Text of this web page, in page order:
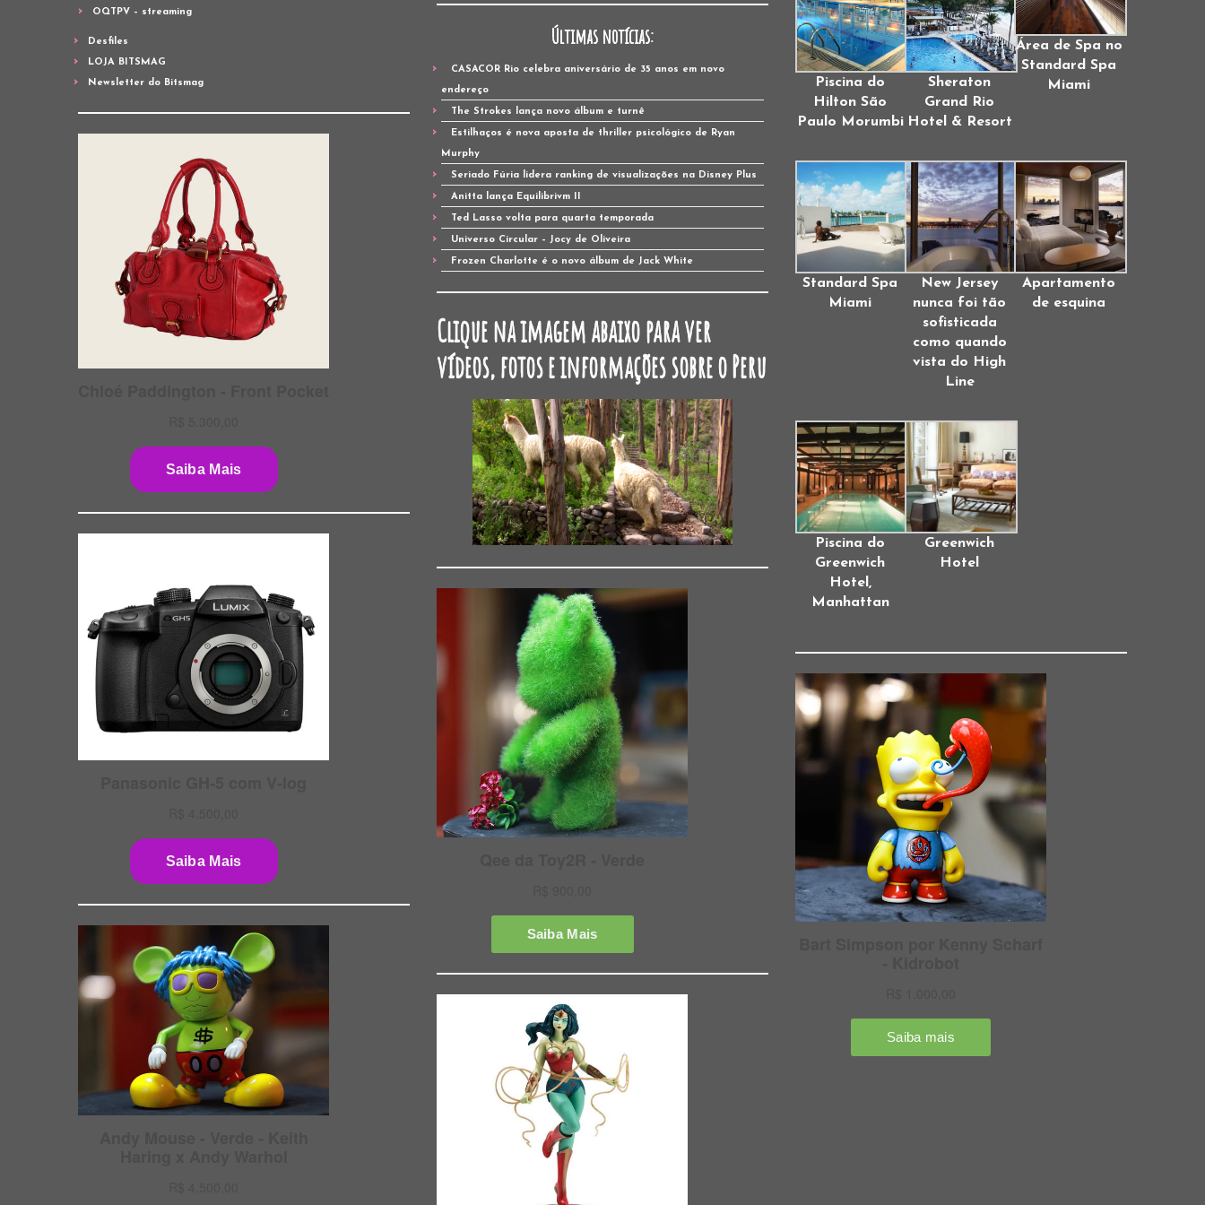
OQTPV – streaming
Desfiles
LOJA BITSMAG
Newsletter do Bitsmag
Últimas notícias:
CASACOR Rio celebra aniversário de 35 anos em novo
endereço
The Strokes lança novo álbum e turnê
Estilhaços é nova aposta de thriller psicológico de Ryan
Murphy
Seriado Fúria lidera ranking de visualizações na Disney Plus
Anitta lança Equilibrivm II
Ted Lasso volta para quarta temporada
Universo Circular – Jocy de Oliveira
Frozen Charlotte é o novo álbum de Jack White
Clique na imagem abaixo para ver
vídeos, fotos e informações sobre o Peru
Piscina do
Hilton São
Paulo Morumbi
Sheraton
Grand Rio
Hotel & Resort
Área de Spa no
Standard Spa
Miami
Standard Spa
Miami
New Jersey
nunca foi tão
sofisticada
como quando
vista do High
Line
Apartamento
de esquina
Piscina do
Greenwich
Hotel,
Manhattan
Greenwich
Hotel